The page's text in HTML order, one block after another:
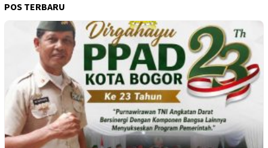
POS TERBARU